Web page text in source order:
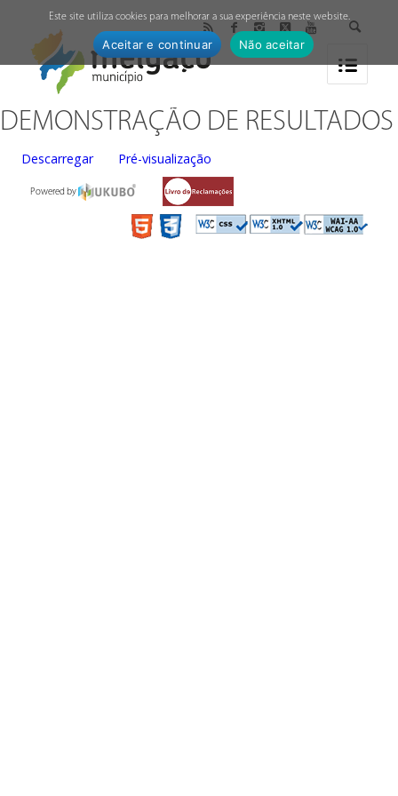
DEMONSTRAÇÃO DE RESULTADOS
Descarregar Pré-visualização
Powered by
Este site utiliza cookies para melhorar a sua experiência neste website.
Aceitar e continuar Não aceitar